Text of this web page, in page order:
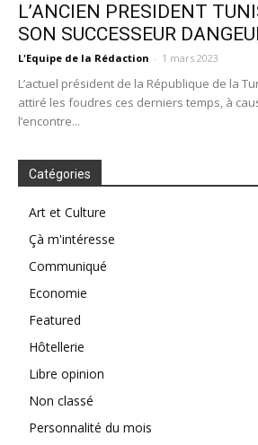
L’ANCIEN PRESIDENT
SON SUCCESSEUR
L'Equipe de la Rédaction - 1 mars 2023
L’actuel président de la République de la
attiré les foudres ces derniers temps, à
l’encontre...
Catégories
Art et Culture
Çà m'intéresse
Communiqué
Economie
Featured
Hôtellerie
Libre opinion
Non classé
Personnalité du mois